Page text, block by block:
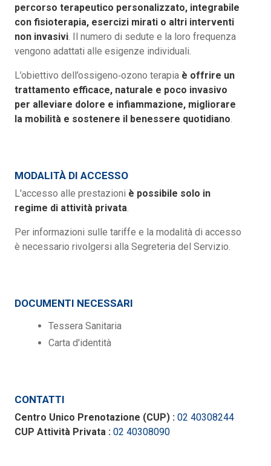
percorso terapeutico personalizzato, integrabile
con fisioterapia, esercizi mirati o altri interventi
non invasivi. Il numero di sedute e la loro frequenza
vengono adattati alle esigenze individuali.
L’obiettivo dell’ossigeno‑ozono terapia è offrire un
trattamento efficace, naturale e poco invasivo
per alleviare dolore e infiammazione, migliorare
la mobilità e sostenere il benessere quotidiano.
MODALITÀ DI ACCESSO
L'accesso alle prestazioni è possibile solo in
regime di attività privata.
Per informazioni sulle tariffe e la modalità di accesso
è necessario rivolgersi alla Segreteria del Servizio.
DOCUMENTI NECESSARI
Tessera Sanitaria
Carta d'identità
CONTATTI
Centro Unico Prenotazione (CUP) : 02 40308244
CUP Attività Privata : 02 40308090